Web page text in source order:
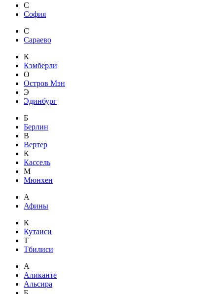
С
София
С
Сараево
К
Кэмберли
О
Остров Мэн
Э
Эдинбург
Б
Берлин
В
Вертер
К
Кассель
М
Мюнхен
А
Афины
К
Кутаиси
Т
Тбилиси
А
Аликанте
Альсира